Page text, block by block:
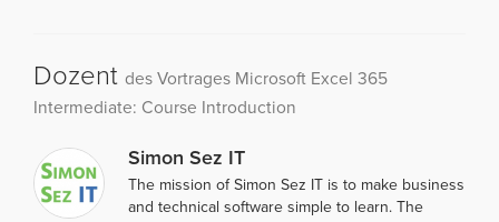
Dozent des Vortrages Microsoft Excel 365
Intermediate: Course Introduction
Simon Sez IT
The mission of Simon Sez IT is to make business
and technical software simple to learn. The